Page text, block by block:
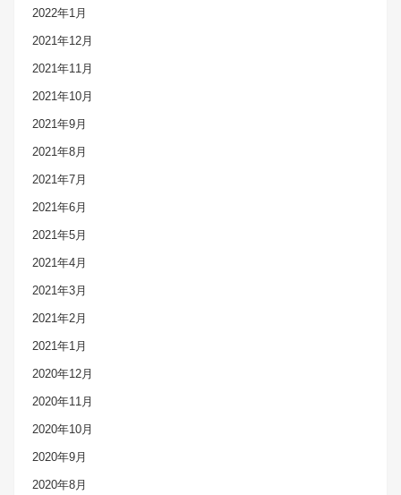
2022年1月
2021年12月
2021年11月
2021年10月
2021年9月
2021年8月
2021年7月
2021年6月
2021年5月
2021年4月
2021年3月
2021年2月
2021年1月
2020年12月
2020年11月
2020年10月
2020年9月
2020年8月